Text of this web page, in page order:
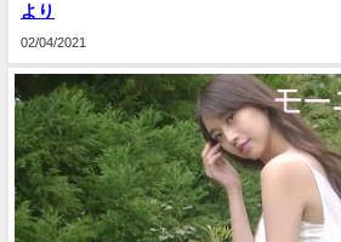
より
02/04/2021